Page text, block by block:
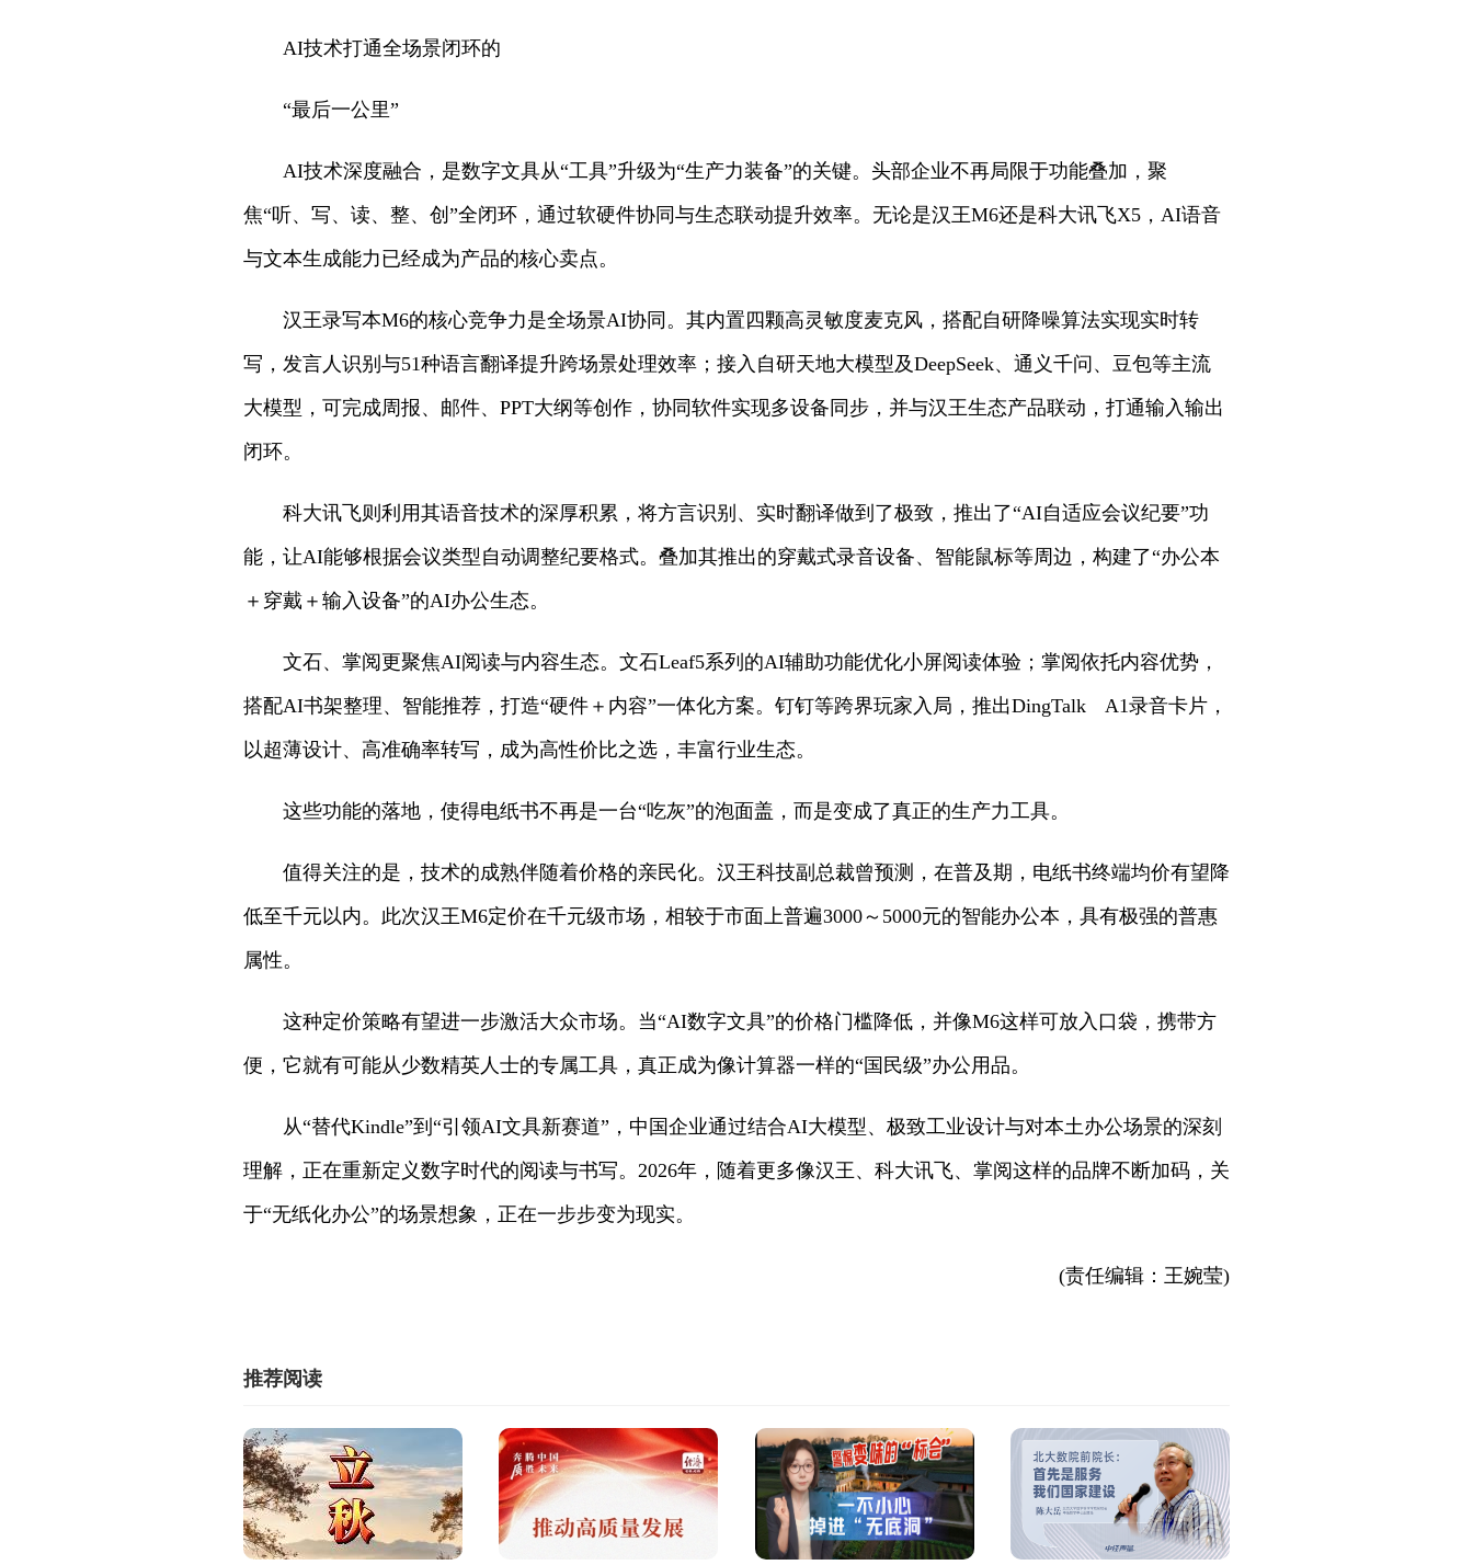
AI技术打通全场景闭环的
“最后一公里”
AI技术深度融合，是数字文具从“工具”升级为“生产力装备”的关键。头部企业不再局限于功能叠加，聚
焦“听、写、读、整、创”全闭环，通过软硬件协同与生态联动提升效率。无论是汉王M6还是科大讯飞X5，AI语音
与文本生成能力已经成为产品的核心卖点。
汉王录写本M6的核心竞争力是全场景AI协同。其内置四颗高灵敏度麦克风，搭配自研降噪算法实现实时转
写，发言人识别与51种语言翻译提升跨场景处理效率；接入自研天地大模型及DeepSeek、通义千问、豆包等主流
大模型，可完成周报、邮件、PPT大纲等创作，协同软件实现多设备同步，并与汉王生态产品联动，打通输入输出
闭环。
科大讯飞则利用其语音技术的深厚积累，将方言识别、实时翻译做到了极致，推出了“AI自适应会议纪要”功
能，让AI能够根据会议类型自动调整纪要格式。叠加其推出的穿戴式录音设备、智能鼠标等周边，构建了“办公本
＋穿戴＋输入设备”的AI办公生态。
文石、掌阅更聚焦AI阅读与内容生态。文石Leaf5系列的AI辅助功能优化小屏阅读体验；掌阅依托内容优势，
搭配AI书架整理、智能推荐，打造“硬件＋内容”一体化方案。钉钉等跨界玩家入局，推出DingTalk A1录音卡片，
以超薄设计、高准确率转写，成为高性价比之选，丰富行业生态。
这些功能的落地，使得电纸书不再是一台“吃灰”的泡面盖，而是变成了真正的生产力工具。
值得关注的是，技术的成熟伴随着价格的亲民化。汉王科技副总裁曾预测，在普及期，电纸书终端均价有望降
低至千元以内。此次汉王M6定价在千元级市场，相较于市面上普遍3000～5000元的智能办公本，具有极强的普惠
属性。
这种定价策略有望进一步激活大众市场。当“AI数字文具”的价格门槛降低，并像M6这样可放入口袋，携带方
便，它就有可能从少数精英人士的专属工具，真正成为像计算器一样的“国民级”办公用品。
从“替代Kindle”到“引领AI文具新赛道”，中国企业通过结合AI大模型、极致工业设计与对本土办公场景的深刻
理解，正在重新定义数字时代的阅读与书写。2026年，随着更多像汉王、科大讯飞、掌阅这样的品牌不断加码，关
于“无纸化办公”的场景想象，正在一步步变为现实。
(责任编辑：王婉莹)
推荐阅读